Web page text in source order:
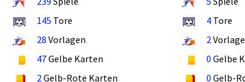
145 Tore
28 Vorlagen
47Gelbe Karten
2Gelb-Rote Karten
4Tore
2
0 Gelbe
0 Gelb-